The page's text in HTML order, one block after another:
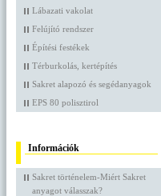
Lábazati vakolat
Felújító rendszer
Építési festékek
Térburkolás, kertépítés
Sakret alapozó és segédanyagok
EPS 80 polisztirol
Információk
Sakret történelem-Miért Sakret
anyagot válasszak?